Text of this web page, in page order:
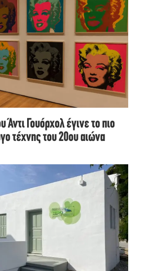
Άντι Γουόρχολ έγινε το πιο
τέχνης του 20ου αιώνα